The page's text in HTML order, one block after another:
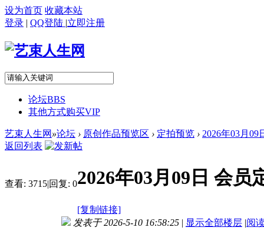
设为首页 收藏本站
登录 | QQ登陆 |立即注册
论坛BBS
其他方式购买VIP
艺束人生网 »论坛 › 原创作品预览区 › 定拍预览 › 2026年03月
返回列表
查看: 3715|回复: 02026年03月09日 会员
[复制链接]
发表于 2026-5-10 16:58:25 | 显示全部楼层 |阅